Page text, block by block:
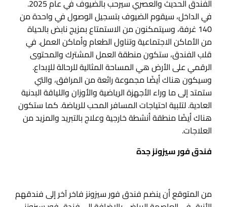
الفندق الحديث والعصري سيرحب بالضيوف في عام 2025.
في الداخل، سيقوم الضيوف بتسجيل الوصول في واحدة من
140 غرفة، وسيتمكنون من الاستمتاع بمزيج نابض بالحياة
من الأماكن الاجتماعية وتناول الطعام وأماكن العمل. في
قلب الفندق، ستكون منطقة العمل المشترك والمحتوى
الرقمي على الأرض هي المساحة المثالية للرحالة للإبداع.
وسيكون هناك أيضًا مجموعة رائعة من المرافق، والتي
ستمتد إلى ما وراء الأجهزة الرياضية والأوزان واللياقة البدنية
العادية. لتلبية احتياجات المسافر المحب للرياضة. كما ستكون
هناك أيضًا منطقة أنشطة خارجية وعلاج بالتبريد والمزيد من
العلاجات.
فندق فور سيزونز جدة
من المتوقع أن ينضم فندق فور سيزونز فاخر آخر إلى فندقهم